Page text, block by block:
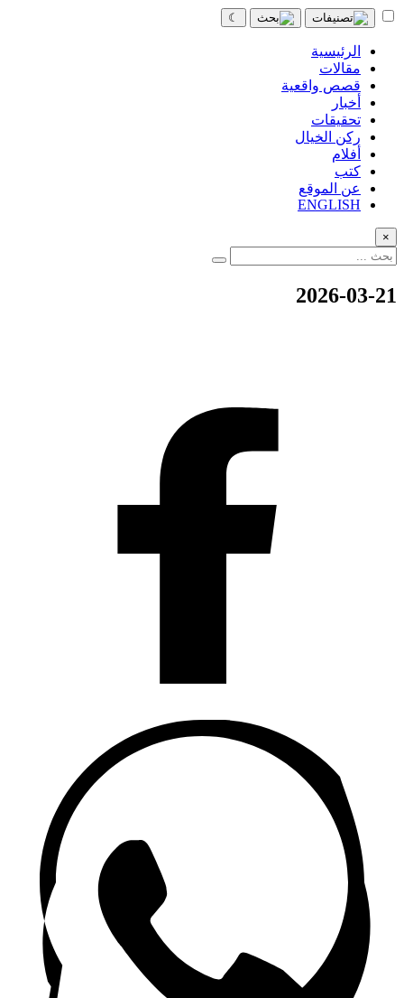
☾
الرئيسية
مقالات
قصص واقعية
أخبار
تحقيقات
ركن الخيال
أفلام
كتب
عن الموقع
ENGLISH
×
2026-03-21